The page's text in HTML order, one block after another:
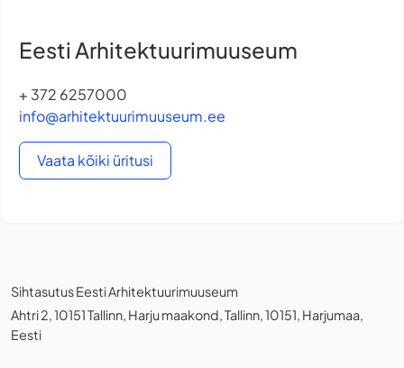
Eesti Arhitektuurimuuseum
+ 372 6257000
info@arhitektuurimuuseum.ee
Vaata kõiki üritusi
Sihtasutus Eesti Arhitektuurimuuseum
Ahtri 2, 10151 Tallinn, Harju maakond, Tallinn, 10151, Harjumaa,
Eesti